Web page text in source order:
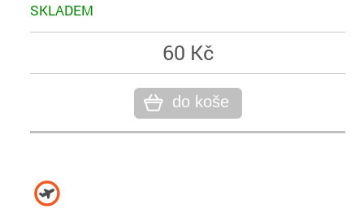
SKLADEM
60 Kč
do koše